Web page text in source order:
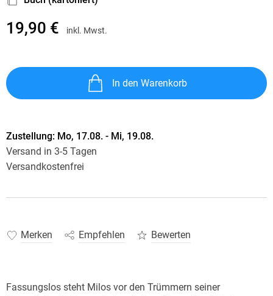
19,90 € inkl. Mwst.
In den Warenkorb
Zustellung: Mo, 17.08. - Mi, 19.08.
Versand in 3-5 Tagen
Versandkostenfrei
Merken Empfehlen Bewerten
Fassungslos steht Milos vor den Trümmern seiner